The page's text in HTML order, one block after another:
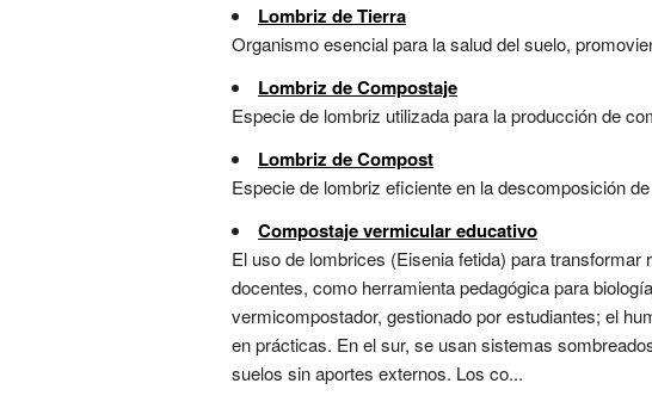
Lombriz de Tierra
Organismo esencial para la salud del suelo,
Lombriz de Compostaje
Especie de lombriz utilizada para la producción de
Lombriz de Compost
Especie de lombriz eficiente en la descomposición
Compostaje vermicular educativo
El uso de lombrices (Eisenia fetida) para
docentes, como herramienta pedagógica para
vermicompostador, gestionado por estudiantes; el
en prácticas. En el sur, se usan sistemas
suelos sin aportes externos. Los co...